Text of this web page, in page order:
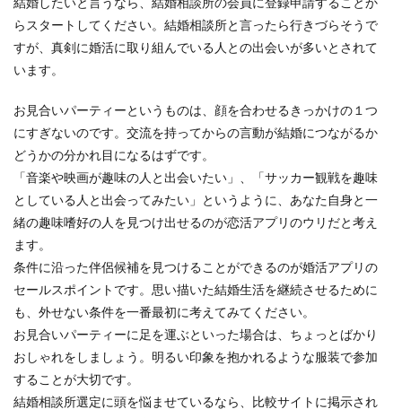
らスタートしてください。結婚相談所と言ったら行きづらそうで
すが、真剣に婚活に取り組んでいる人との出会いが多いとされて
います。
お見合いパーティーというものは、顔を合わせるきっかけの１つ
にすぎないのです。交流を持ってからの言動が結婚につながるか
どうかの分かれ目になるはずです。
「音楽や映画が趣味の人と出会いたい」、「サッカー観戦を趣味
としている人と出会ってみたい」というように、あなた自身と一
緒の趣味嗜好の人を見つけ出せるのが恋活アプリのウリだと考え
ます。
条件に沿った伴侶候補を見つけることができるのが婚活アプリの
セールスポイントです。思い描いた結婚生活を継続させるために
も、外せない条件を一番最初に考えてみてください。
お見合いパーティーに足を運ぶといった場合は、ちょっとばかり
おしゃれをしましょう。明るい印象を抱かれるような服装で参加
することが大切です。
結婚相談所選定に頭を悩ませているなら、比較サイトに掲示され